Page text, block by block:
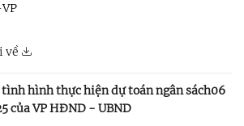
về
hình thực hiện dự toán ngân sách06
của VP HĐND - UBND